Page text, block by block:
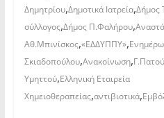
Δημητρίου,Δημοτικά Ιατρεία,Δήμος
σύλλογος,Δήμος Π.Φαλήρου,
Αθ.Μπινίσκος,«ΕΔΔΥΠΠΥ»,
Σκιαδοπούλου,Ανακοίνωση,
Υμηττού,Ελληνική Εταιρεία
Χημειοθεραπείας,αντιβιοτικά,